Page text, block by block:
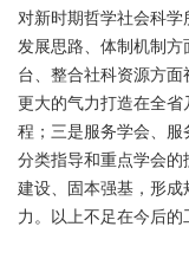
对新时期哲学社会科
发展思路、体制机制
台、整合社科资源方
更大的气力打造在全
程；三是服务学会、
分类指导和重点学会
建设、固本强基，形
力。以上不足在今后的